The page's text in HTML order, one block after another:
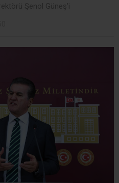
Şenol Güneş’i